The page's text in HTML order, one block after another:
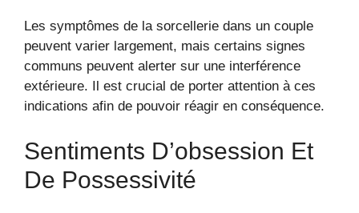
Les symptômes de la sorcellerie dans un couple
peuvent varier largement, mais certains signes
communs peuvent alerter sur une interférence
extérieure. Il est crucial de porter attention à ces
indications afin de pouvoir réagir en conséquence.
Sentiments D’obsession Et
De Possessivité